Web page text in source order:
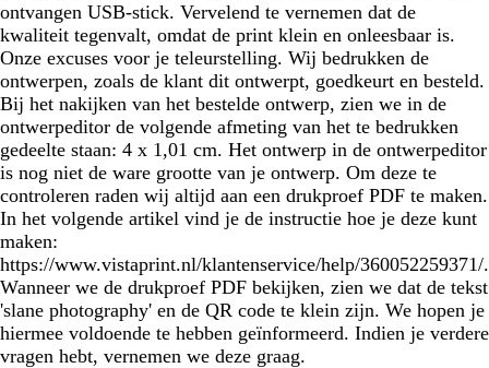
ontvangen USB-stick. Vervelend te vernemen dat de
kwaliteit tegenvalt, omdat de print klein en onleesbaar is.
Onze excuses voor je teleurstelling. Wij bedrukken de
ontwerpen, zoals de klant dit ontwerpt, goedkeurt en besteld.
Bij het nakijken van het bestelde ontwerp, zien we in de
ontwerpeditor de volgende afmeting van het te bedrukken
gedeelte staan: 4 x 1,01 cm. Het ontwerp in de ontwerpeditor
is nog niet de ware grootte van je ontwerp. Om deze te
controleren raden wij altijd aan een drukproef PDF te maken.
In het volgende artikel vind je de instructie hoe je deze kunt
maken:
https://www.vistaprint.nl/klantenservice/help/360052259371/.
Wanneer we de drukproef PDF bekijken, zien we dat de tekst
'slane photography' en de QR code te klein zijn. We hopen je
hiermee voldoende te hebben geïnformeerd. Indien je verdere
vragen hebt, vernemen we deze graag.